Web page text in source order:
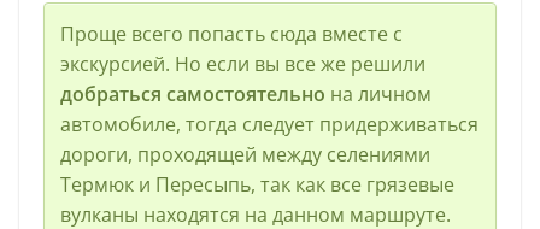
Проще всего попасть сюда вместе с
экскурсией. Но если вы все же решили
добраться самостоятельно на личном
автомобиле, тогда следует придерживаться
дороги, проходящей между селениями
Термюк и Пересыпь, так как все грязевые
вулканы находятся на данном маршруте.